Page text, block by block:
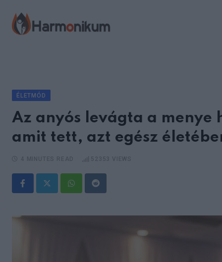
content
ÉLETMÓD
Az anyós levágta a menye
amit tett, azt egész
WhatsappReddit